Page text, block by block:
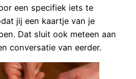
een specifiek iets te
jij een kaartje van je
Dat sluit ook meteen aan
conversatie van eerder.